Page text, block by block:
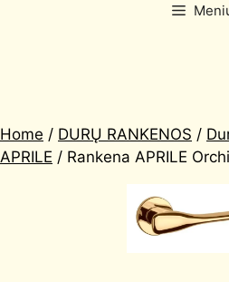
Home / DURŲ RANKENOS /
APRILE / Rankena APRILE